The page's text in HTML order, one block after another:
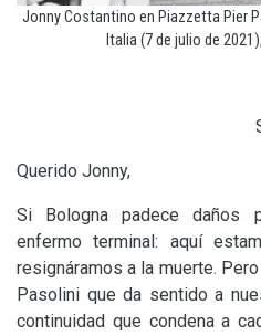
Jonny Costantino en Piazzetta Pier
Italia (7 de julio de
Querido Jonny,
Si Bologna padece daños
enfermo terminal: aquí
resignáramos a la muerte.
Pasolini que da sentido a
continuidad que condena a